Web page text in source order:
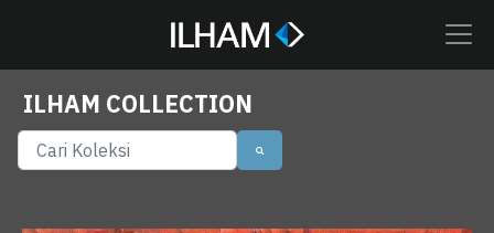
ILHAM COLLECTION